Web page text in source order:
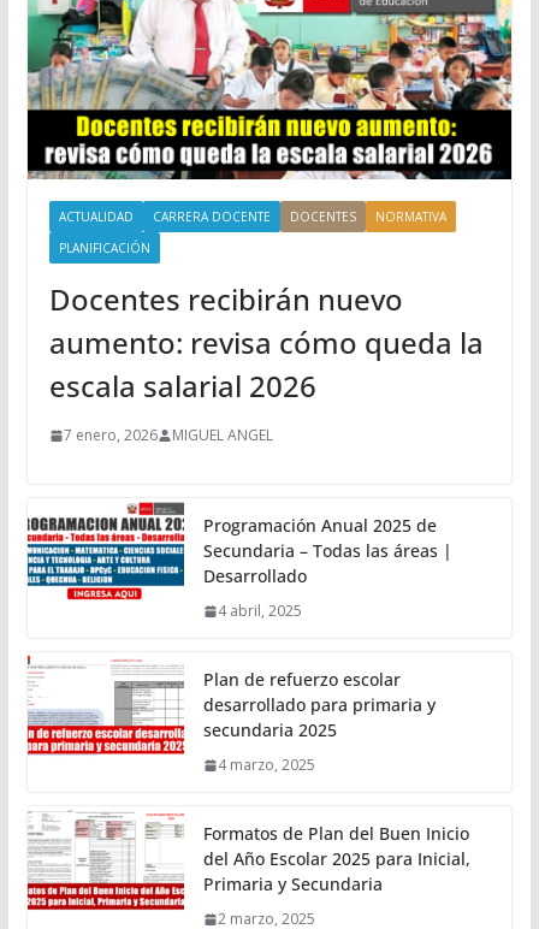
ACTUALIDAD CARRERA DOCENTE DOCENTES
NORMATIVA
PLANIFICACIÓN
Docentes recibirán nuevo
aumento: revisa cómo queda la
escala salarial 2026
7 enero, 2026 MIGUEL ANGEL
Programación Anual 2025 de
Secundaria – Todas las áreas |
Desarrollado
4 abril, 2025
Plan de refuerzo escolar
desarrollado para primaria y
secundaria 2025
4 marzo, 2025
Formatos de Plan del Buen Inicio
del Año Escolar 2025 para Inicial,
Primaria y Secundaria
2 marzo, 2025